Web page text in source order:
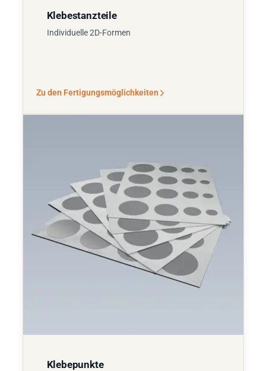
Klebestanzteile
Individuelle 2D-Formen
Zu den Fertigungsmöglichkeiten
Klebepunkte